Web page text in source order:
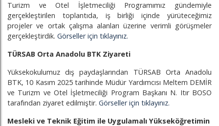
Turizm ve Otel İşletmeciliği Programımız gündemiyle
gerçekleştirilen toplantıda, iş birliği içinde yürüteceğimiz
projeler ve ortak çalışma alanları üzerine verimli görüşmeler
gerçekleştirdik. Görseller için tıklayınız.
TÜRSAB Orta Anadolu BTK Ziyareti
Yüksekokulumuz dış paydaşlarından TÜRSAB Orta Anadolu
BTK, 10 Kasım 2025 tarihinde Müdür Yardımcısı Meltem DEMİR
ve Turizm ve Otel İşletmeciliği Program Başkanı N. Itır BOSO
tarafından ziyaret edilmiştir. Görseller için tıklayınız.
Mesleki ve Teknik Eğitim ile Uygulamalı Yükseköğretimin